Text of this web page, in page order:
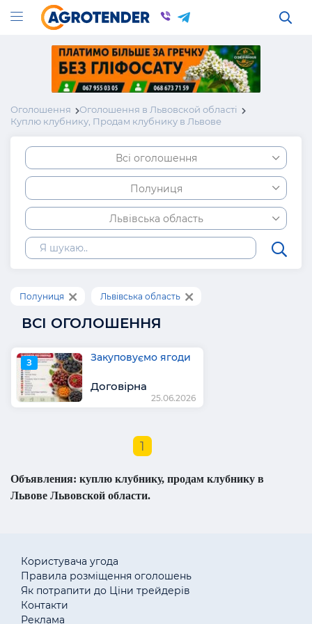
Оголошення
Оголошення в Львовской області
Куплю клубнику, Продам клубнику в Львове
Всі оголошення
Полуниця
Львівська область
Полуниця Львівська область
ВСІ ОГОЛОШЕННЯ
З Закуповуємо ягоди
Договірна
25.06.2026
1
Объявления: куплю клубнику, продам клубнику в
Львове Львовской области.
Користувача угода
Правила розміщення оголошень
Як потрапити до Ціни трейдерів
Контакти
Реклама